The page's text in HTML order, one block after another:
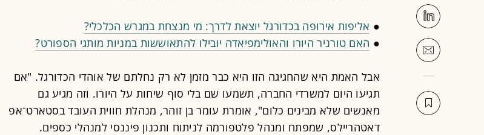
● אליפות אירופה בכדורגל יוצאת לדרך: מי מנצחת במגרש הכלכלי?
● האם טורניר היורו והאולימפיאדה יובילו להתאוששות במניות מותגי הספורט?
אבל האמת היא שהחגיגה הזו היא כבר מזמן לא רק נחלתם של אוהדי הכדורגל. "אם
תגיעו היום למשרדי החברה, תשמעו שם בלי סוף שיחות על היורו. וזה מגיע גם
מאנשים שלא מבינים כלום", אומרת עומר בן זוהר, מנהלת חווית העובד בסטארט־אפ
דאטהריילס, שמפתח ומנהל פלטפורמה לניתוח ותכנון פיננסי למנהלי כספים.